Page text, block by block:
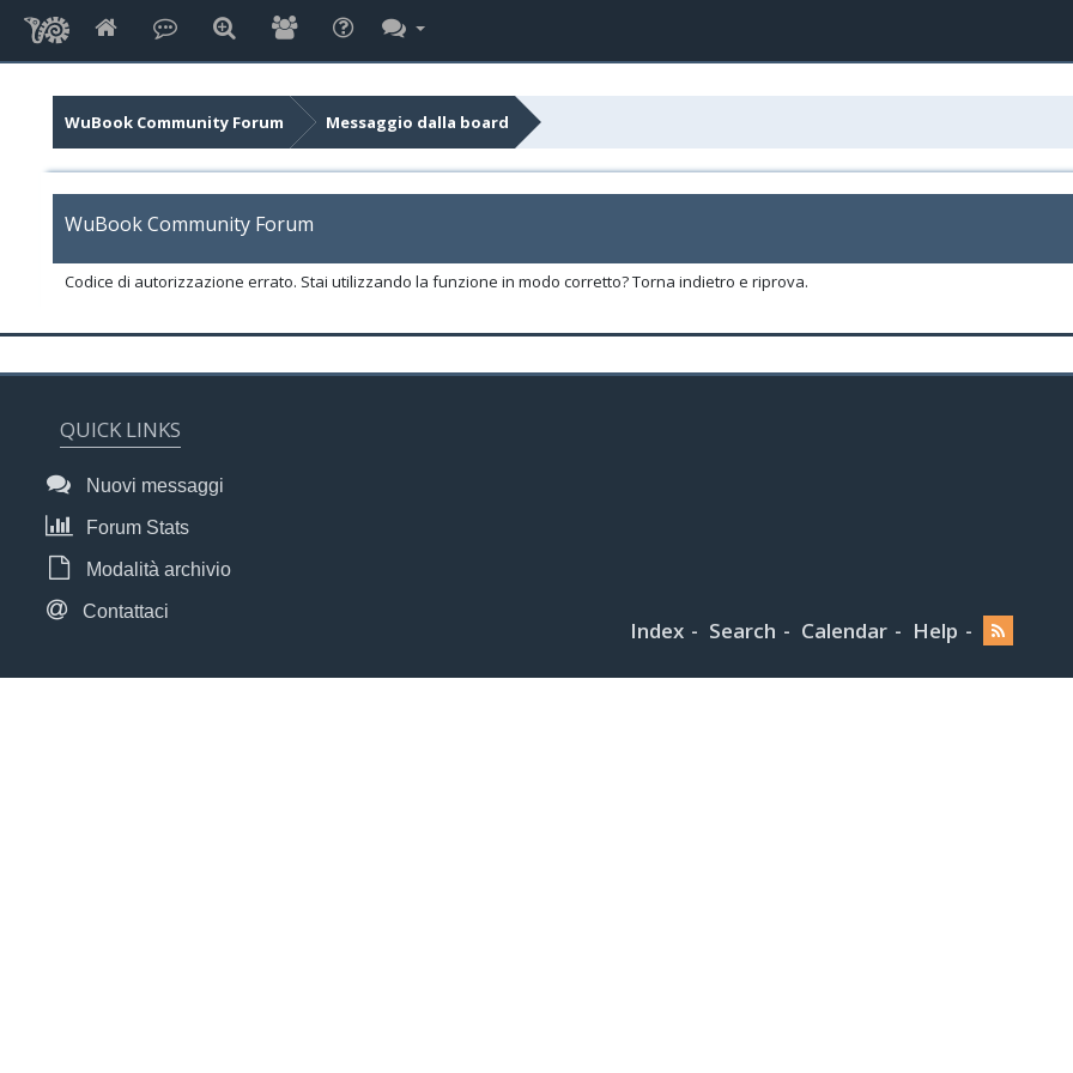
WuBook Community Forum Messaggio dalla board
WuBook Community Forum
Codice di autorizzazione errato. Stai utilizzando la funzione in modo corretto? Torna indietro e riprova.
QUICK LINKS
Nuovi messaggi
Forum Stats
Modalità archivio
Contattaci
Index Search Calendar Help